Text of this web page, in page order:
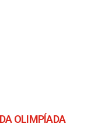
OLIMPÍADA